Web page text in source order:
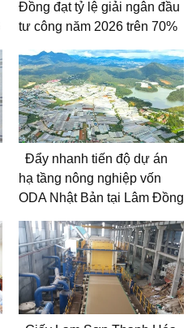
Đồng đạt tỷ lệ giải ngân đầu
tư công năm 2026 trên 70%
Đẩy nhanh tiến độ dự án
hạ tầng nông nghiệp vốn
ODA Nhật Bản tại Lâm Đồng